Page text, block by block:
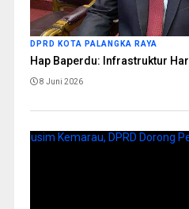
DPRD KOTA PALANGKA RAYA
Hap Baperdu: Infrastruktur
8 Juni 2026